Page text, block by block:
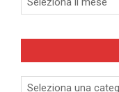
Categorie